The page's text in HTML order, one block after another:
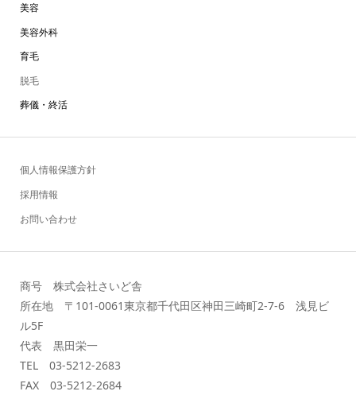
美容
美容外科
育毛
脱毛
葬儀・終活
個人情報保護方針
採用情報
お問い合わせ
商号 株式会社さいど舎
所在地 〒101-0061東京都千代田区神田三崎町2-7-6 浅見ビ
ル5F
代表 黒田栄一
TEL 03-5212-2683
FAX 03-5212-2684